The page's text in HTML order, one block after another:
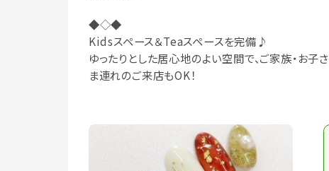
◆◇◆
Kidsスペース＆Teaスペースを完備♪
ゆったりとした居心地のよい空間で、ご家族・お子さ
ま連れのご来店もOK！